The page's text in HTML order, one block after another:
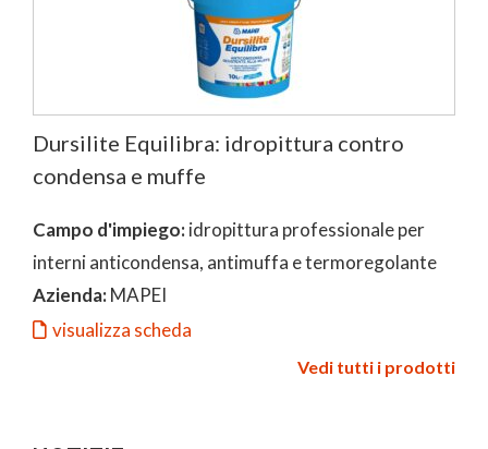
Dursilite Equilibra: idropittura contro
condensa e muffe
Campo d'impiego:idropittura professionale per
interni anticondensa, antimuffa e termoregolante
Azienda:MAPEI
visualizza scheda
Vedi tutti i prodotti